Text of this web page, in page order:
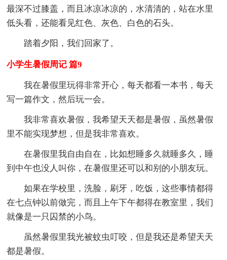
最深不过膝盖，而且冰凉冰凉的，水清清的，站在水里
低头看，还能看见红色、灰色、白色的石头。
踏着夕阳，我们回家了。
小学生暑假周记 篇9
我在暑假里玩得非常开心，每天都看一本书，每天
写一篇作文，然后玩一会。
我非常喜欢暑假，我希望天天都是暑假，虽然暑假
里不能实现梦想，但是我非常喜欢。
在暑假里我自由自在，比如想睡多久就睡多久，睡
到中午也没人叫你，在暑假里还可以和别的小朋友玩。
如果在学校里，洗脸，刷牙，吃饭，这些事情都得
在七点钟以前做完，而且上午下午都得在教室里，我们
就像是一只囚禁的小鸟。
虽然暑假里我光被蚊虫叮咬，但是我还是希望天天
都是暑假。